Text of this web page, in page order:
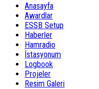
Anasayfa
Awardlar
ESSB Setup
Haberler
Hamradio
İstasyonum
Logbook
Projeler
Resim Galeri